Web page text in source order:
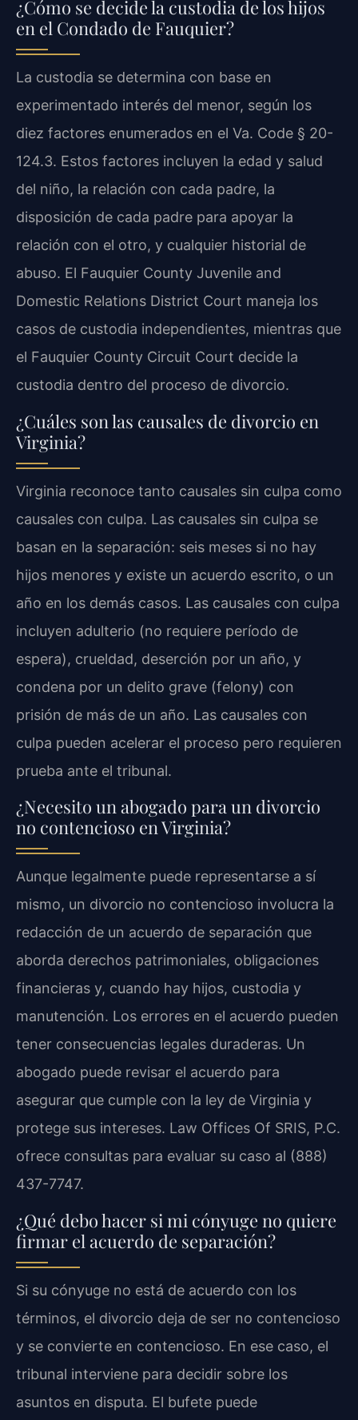
¿Cómo se decide la custodia de los hijos
en el Condado de Fauquier?
La custodia se determina con base en
experimentado interés del menor, según los
diez factores enumerados en el Va. Code § 20-
124.3. Estos factores incluyen la edad y salud
del niño, la relación con cada padre, la
disposición de cada padre para apoyar la
relación con el otro, y cualquier historial de
abuso. El Fauquier County Juvenile and
Domestic Relations District Court maneja los
casos de custodia independientes, mientras que
el Fauquier County Circuit Court decide la
custodia dentro del proceso de divorcio.
¿Cuáles son las causales de divorcio en
Virginia?
Virginia reconoce tanto causales sin culpa como
causales con culpa. Las causales sin culpa se
basan en la separación: seis meses si no hay
hijos menores y existe un acuerdo escrito, o un
año en los demás casos. Las causales con culpa
incluyen adulterio (no requiere período de
espera), crueldad, deserción por un año, y
condena por un delito grave (felony) con
prisión de más de un año. Las causales con
culpa pueden acelerar el proceso pero requieren
prueba ante el tribunal.
¿Necesito un abogado para un divorcio
no contencioso en Virginia?
Aunque legalmente puede representarse a sí
mismo, un divorcio no contencioso involucra la
redacción de un acuerdo de separación que
aborda derechos patrimoniales, obligaciones
financieras y, cuando hay hijos, custodia y
manutención. Los errores en el acuerdo pueden
tener consecuencias legales duraderas. Un
abogado puede revisar el acuerdo para
asegurar que cumple con la ley de Virginia y
protege sus intereses. Law Offices Of SRIS, P.C.
ofrece consultas para evaluar su caso al (888)
437-7747.
¿Qué debo hacer si mi cónyuge no quiere
firmar el acuerdo de separación?
Si su cónyuge no está de acuerdo con los
términos, el divorcio deja de ser no contencioso
y se convierte en contencioso. En ese caso, el
tribunal interviene para decidir sobre los
asuntos en disputa. El bufete puede